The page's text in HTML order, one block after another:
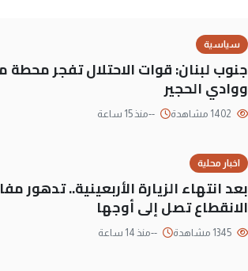
سياسية
جنوب لبنان: قوات الاحتلال تفجر
ووادي الحجير
--منذ 15 ساعة
اخبار محلية
بعد انتهاء الزيارة الأربعينية..
الانقطاع تصل إلى أوجها
--منذ 14 ساعة